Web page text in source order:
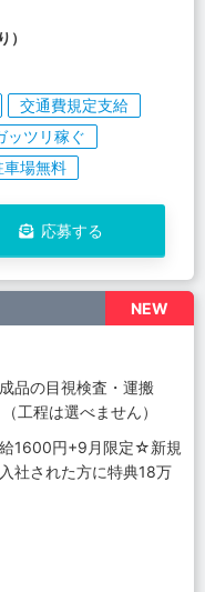
交通費規定支給
ッツリ稼ぐ
車場無料
応募する
NEW
品の目視検査・運搬
工程は選べません）
1600円+9月限定☆新規
社された方に特典18万